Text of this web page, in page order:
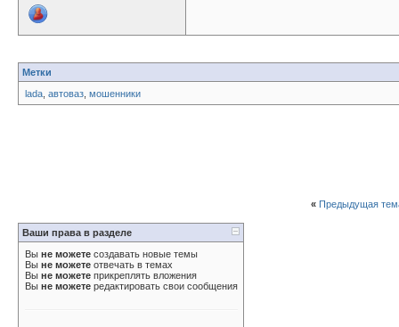
Метки
lada автоваз мошенники
« Предыдущая
Ваши права в разделе
Вы не можете создавать новые темы
Вы не можете отвечать в темах
Вы не можете прикреплять вложения
Вы не можете редактировать свои сообщения